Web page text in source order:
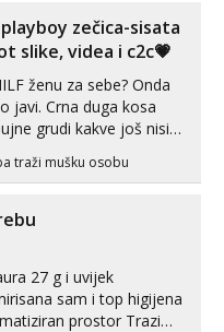
playboy zečica-sisata
slike, videa i c2c💗
ženu za sebe? Onda
javi. Crna duga kosa
grudi kakve još nisi
A usne? O usnama
Prave pune usne
nisi vidio. Uvijek sam
zabavu...
traži mušku osobu
27 g i uvijek
sam i top higijena
prostor Trazim